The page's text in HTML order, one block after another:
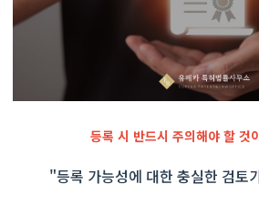
등록 시 반드시 주의해야 할 것
"등록 가능성에 대한 충실한 검토